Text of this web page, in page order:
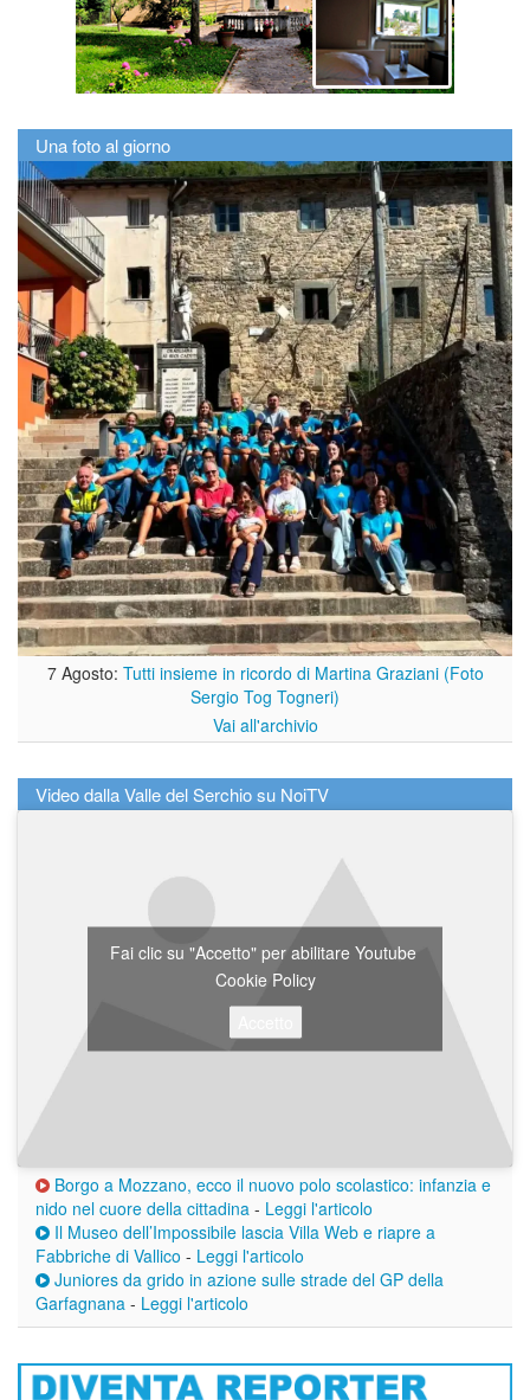
Una foto al giorno
7 Agosto: Tutti insieme in ricordo di Martina Graziani (Foto
Sergio Tog Togneri)
Vai all'archivio
Video dalla Valle del Serchio su NoiTV
Fai clic su "Accetto" per abilitare Youtube
Cookie Policy
Borgo a Mozzano, ecco il nuovo polo scolastico: infanzia e
nido nel cuore della cittadina - Leggi l'articolo
Il Museo dell’Impossibile lascia Villa Web e riapre a
Fabbriche di Vallico - Leggi l'articolo
Juniores da grido in azione sulle strade del GP della
Garfagnana - Leggi l'articolo